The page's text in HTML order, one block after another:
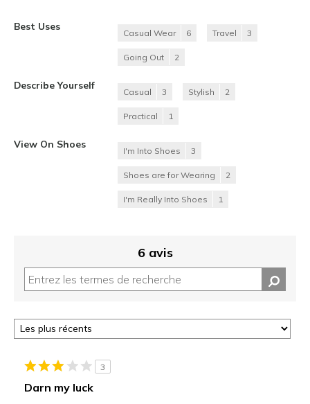
Best Uses
Casual Wear 6 Travel 3
Going Out 2
Describe Yourself
Casual 3 Stylish 2
Practical 1
View On Shoes
I'm Into Shoes 3
Shoes are for Wearing 2
I'm Really Into Shoes 1
6 avis
3
Darn my luck